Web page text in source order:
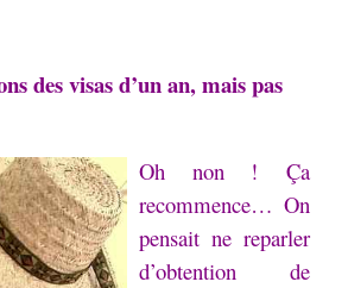
des visas d’un an, mais pas
Oh non ! Ça
recommence… On
pensait ne reparler
d’obtention de